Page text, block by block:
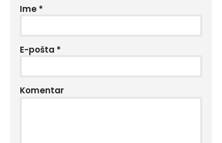
Ime *
E-pošta *
Komentar